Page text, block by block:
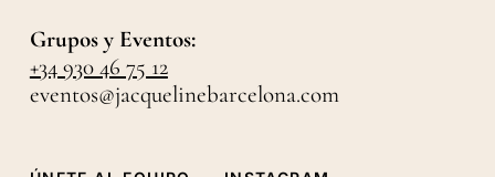
Grupos y Eventos:
+34 930 46 75 12
eventos@jacquelinebarcelona.com